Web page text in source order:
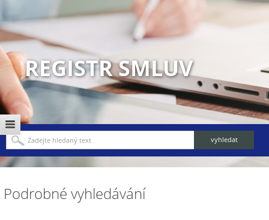
REGISTR SMLUV
Podrobné vyhledávání